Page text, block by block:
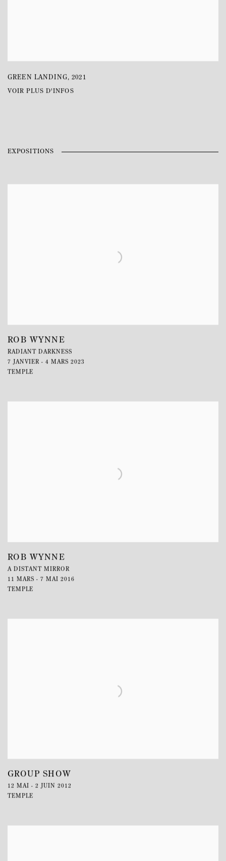
GREEN LANDING,2021
VOIR PLUS D'INFOS
EXPOSITIONS
ROB WYNNE
RADIANT DARKNESS
7 JANVIER - 4 MARS 2023
TEMPLE
ROB WYNNE
A DISTANT MIRROR
11 MARS - 7 MAI 2016
TEMPLE
GROUP SHOW
12 MAI - 2 JUIN 2012
TEMPLE